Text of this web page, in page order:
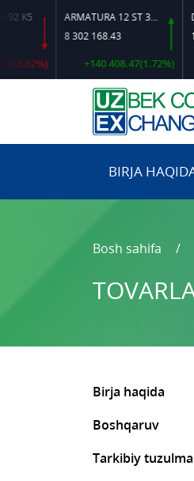
ARMATURA 12 ST 35 GS O‘LCHAMLI
8 302 168.43
+140 408.47(1.72%)
16
BIRJA
Bosh sahifa
Birja haqida
Boshqaruv
Tarkibiy tuzulma